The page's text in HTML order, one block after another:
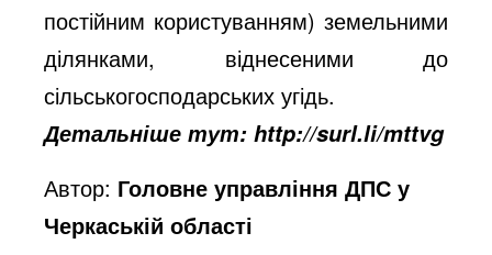
постійним користуванням) земельними
ділянками, віднесеними до
сільськогосподарських угідь.
Детальніше тут: http://surl.li/mttvg
Автор: Головне управління ДПС у
Черкаській області